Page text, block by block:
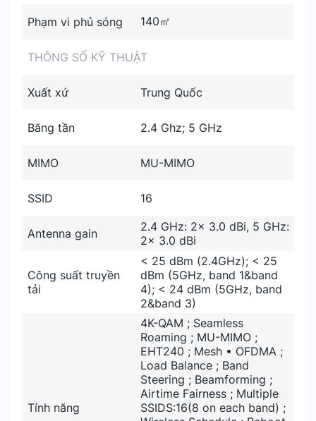
Phạm vi phủ sóng 140㎡
THÔNG SỐ KỸ THUẬT
Xuất xứ Trung Quốc
Băng tần 2.4 Ghz; 5 GHz
MIMO MU-MIMO
SSID 16
Antenna gain
2.4 GHz: 2× 3.0 dBi, 5 GHz:
2× 3.0 dBi
Công suất truyền
tải
< 25 dBm (2.4GHz); < 25
dBm (5GHz, band 1&band
4); < 24 dBm (5GHz, band
2&band 3)
Tính năng
4K-QAM ; Seamless
Roaming ; MU-MIMO ;
EHT240 ; Mesh • OFDMA ;
Load Balance ; Band
Steering ; Beamforming ;
Airtime Fairness ; Multiple
SSIDS:16(8 on each band) ;